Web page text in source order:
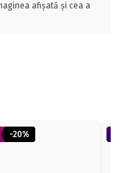
afișată și cea a
-20%